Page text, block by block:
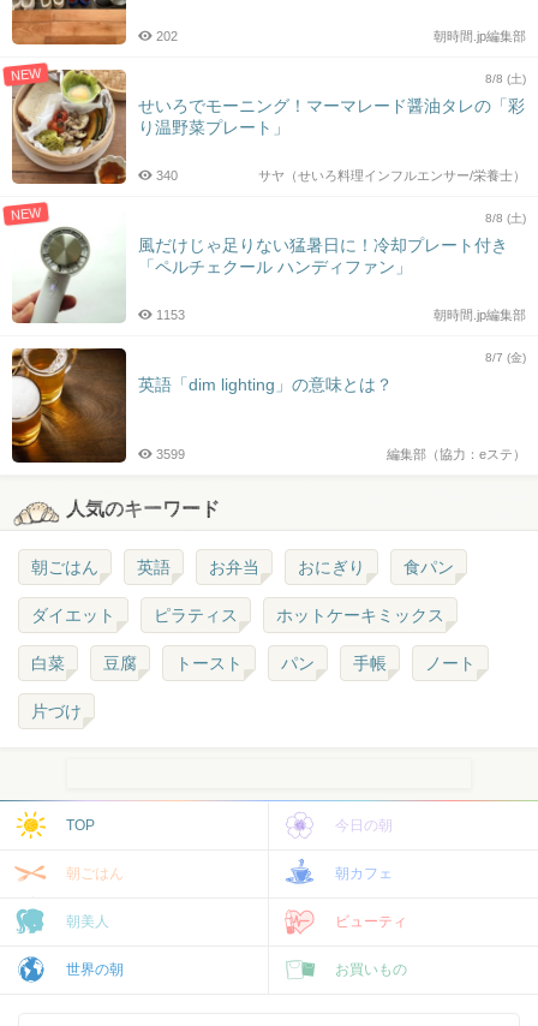
朝時間.jp編集部
202
NEW 8/8 (土)
せいろでモーニング！マーマレード醤油タレの「彩
り温野菜プレート」
サヤ（せいろ料理インフルエンサー/栄養士）
340
NEW 8/8 (土)
風だけじゃ足りない猛暑日に！冷却プレート付き
「ペルチェクール ハンディファン」
朝時間.jp編集部
1153
8/7 (金)
英語「dim lighting」の意味とは？
編集部（協力：eステ）
3599
人気のキーワード
朝ごはん 英語 お弁当 おにぎり 食パン
ダイエット ピラティス ホットケーキミックス
白菜 豆腐 トースト パン 手帳 ノート
片づけ
TOP 今日の朝
朝ごはん 朝カフェ
朝美人 ビューティ
世界の朝 お買いもの